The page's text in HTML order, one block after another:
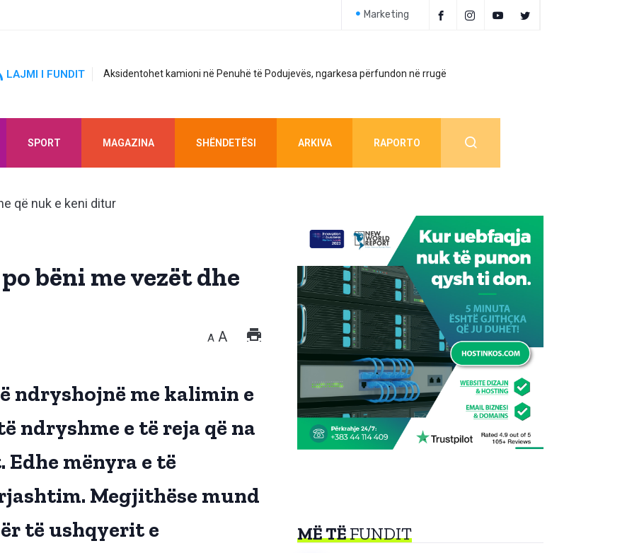
Marketing
LAJMI I FUNDIT Aksidentohet kamioni në Penuhë të Podujevës, ngarkesa përfundon në rrugë
SPORT MAGAZINA SHËNDETËSI ARKIVA RAPORTO
bëni me vezët dhe
A A
ndryshojnë me kalimin e
ndryshme e të reja që na
mënyra e të
Megjithëse mund
të ushqyerit e
MË TËFUNDIT